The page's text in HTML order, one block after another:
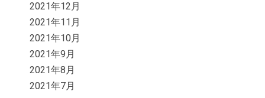
2021年12月
2021年11月
2021年10月
2021年9月
2021年8月
2021年7月